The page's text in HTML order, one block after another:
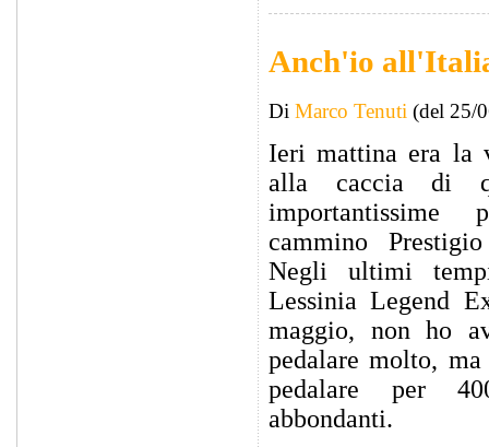
Anch'io
Di Marco Tenuti (del 25/
Ieri mattina era la
alla caccia di
cammino
Negli ultimi
Lessinia Legend
maggio, non ho
pedalare molto,
pedalare per
abbondanti.